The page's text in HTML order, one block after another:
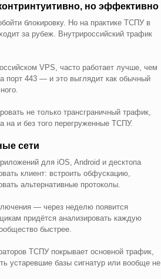
но эффективно
блокировку. Но на практике ТСПУ в
за рубеж. Внутрироссийский трафик
VPS, часто работает лучше, чем
порт 443 — и это выглядит как обычный
не только трансграничный трафик,
на и без того перегруженные ТСПУ.
сети
для iOS, Android и десктопа
клиент: встроить обфускацию,
альтернативные протоколы.
— через неделю появится
придётся анализировать каждую
быстрее.
ТСПУ покрывает основной трафик,
устаревшие базы сигнатур или вообще не